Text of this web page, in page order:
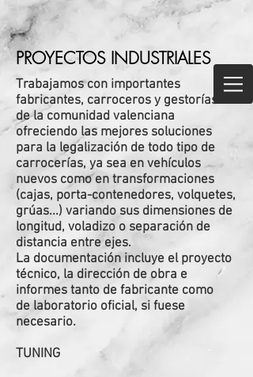
PROYECTOS INDUSTRIALES
Trabajamos con importantes
fabricantes, carroceros y gestorías
de la comunidad valenciana
ofreciendo las mejores soluciones
para la legalización de todo tipo de
carrocerías, ya sea en vehículos
nuevos como en transformaciones
(cajas, porta-contenedores, volquetes,
grúas...) variando sus dimensiones de
longitud, voladizo o separación de
distancia entre ejes.
La documentación incluye el proyecto
técnico, la dirección de obra e
informes tanto de fabricante como
de laboratorio oficial, si fuese
necesario.
TUNING